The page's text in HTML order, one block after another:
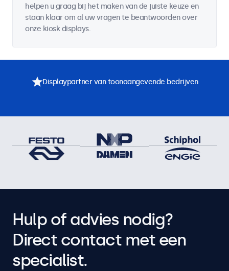
helpen u graag bij het maken van de juiste keuze en
staan klaar om al uw vragen te beantwoorden over
onze kiosk displays.
Displaypartner van toonaangevende bedrijven
Hulp of advies nodig?
Direct contact met een
specialist.